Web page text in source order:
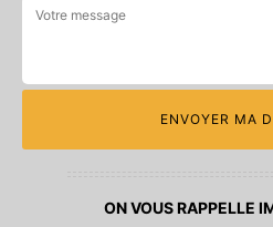
ON VOUS RAPPELLE